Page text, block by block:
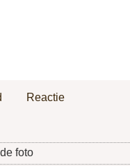
Reactie
foto